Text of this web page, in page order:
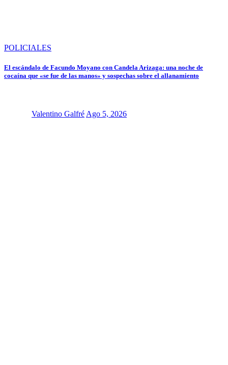
POLICIALES
El escándalo de Facundo Moyano con Candela Arizaga: una noche de
cocaína que «se fue de las manos» y sospechas sobre el allanamiento
Valentino GalfréAgo 5, 2026